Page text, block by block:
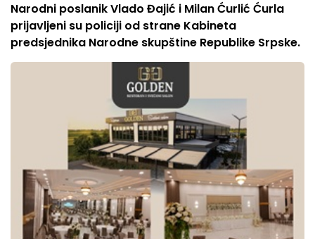
Narodni poslanik Vlado Đajić i Milan Ćurlić Ćurla
prijavljeni su policiji od strane Kabineta
predsjednika Narodne skupštine Republike Srpske.